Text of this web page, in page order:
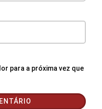
para a próxima vez que